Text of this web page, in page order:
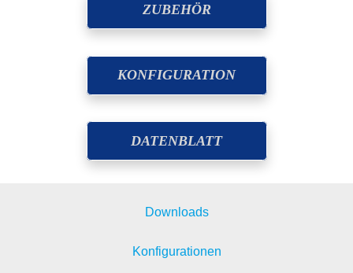
ZUBEHÖR
KONFIGURATION
DATENBLATT
Downloads
Konfigurationen